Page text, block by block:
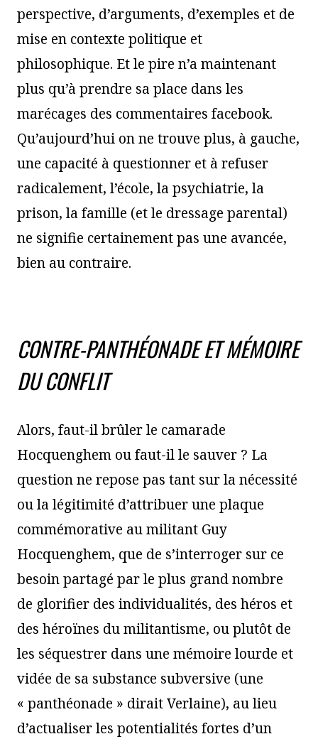
perspective, d’arguments, d’exemples et de
mise en contexte politique et
philosophique. Et le pire n’a maintenant
plus qu’à prendre sa place dans les
marécages des commentaires facebook.
Qu’aujourd’hui on ne trouve plus, à gauche,
une capacité à questionner et à refuser
radicalement, l’école, la psychiatrie, la
prison, la famille (et le dressage parental)
ne signifie certainement pas une avancée,
bien au contraire.
CONTRE-PANTHÉONADE ET MÉMOIRE
DU CONFLIT
Alors, faut-il brûler le camarade
Hocquenghem ou faut-il le sauver ? La
question ne repose pas tant sur la nécessité
ou la légitimité d’attribuer une plaque
commémorative au militant Guy
Hocquenghem, que de s’interroger sur ce
besoin partagé par le plus grand nombre
de glorifier des individualités, des héros et
des héroïnes du militantisme, ou plutôt de
les séquestrer dans une mémoire lourde et
vidée de sa substance subversive (une
« panthéonade » dirait Verlaine), au lieu
d’actualiser les potentialités fortes d’un